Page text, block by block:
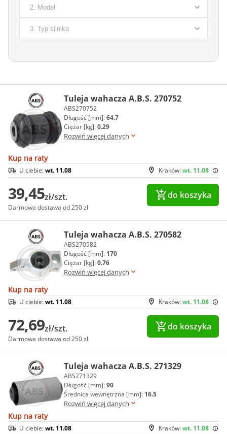
Tuleja wahacza A.B.S. 270752
ABS270752
Długość [mm]:64.7
Ciężar [kg]:0.29
Rozwiń więcej danych
Kup na raty
Kraków:wt. 11.08
U ciebie:wt. 11.08
39,45zł/szt.
Darmowa dostawa od 250 zł
do koszyka
Tuleja wahacza A.B.S. 270582
ABS270582
Długość [mm]: 170
Ciężar [kg]:0.76
Rozwiń więcej danych
Kup na raty
Kraków:wt. 11.08
U ciebie:wt. 11.08
72,69zł/szt.
Darmowa dostawa od 250 zł
do koszyka
Tuleja wahacza A.B.S. 271329
ABS271329
Długość [mm]:90
Średnica wewnętrzna [mm]: 16.5
Rozwiń więcej danych
Kup na raty
Kraków:wt. 11.08
U ciebie:wt. 11.08